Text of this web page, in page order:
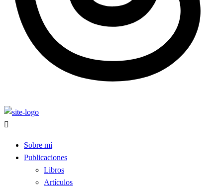
Sobre mí
Publicaciones
Libros
Artículos